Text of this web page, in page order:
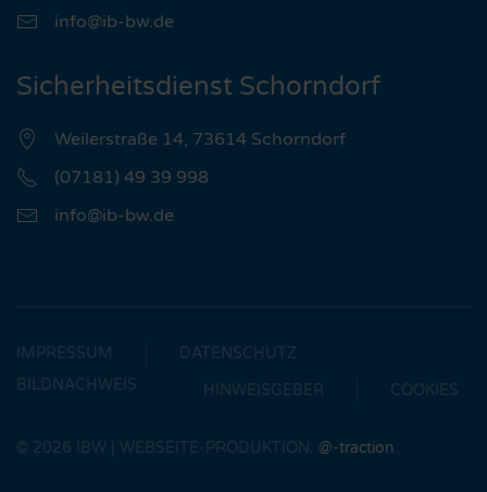
info@ib-bw.de
Sicherheitsdienst Schorndorf
Weilerstraße 14, 73614 Schorndorf
(07181) 49 39 998
info@ib-bw.de
IMPRESSUM
DATENSCHUTZ
BILDNACHWEIS
HINWEISGEBER COOKIES
© 2026 IBW | WEBSEITE-PRODUKTION: @-traction.